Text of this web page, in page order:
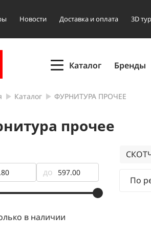
Новости Доставка и оплата 3D тур
Каталог Бренды
Каталог ФУРНИТУРА ПРОЧЕЕ
прочее
до
в наличии
По